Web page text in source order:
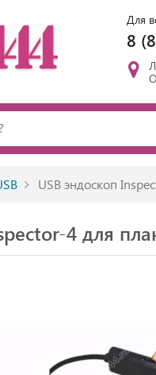
Для
8
USB эндоскоп
4 для